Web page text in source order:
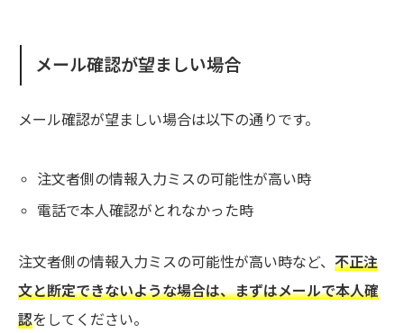
メール確認が望ましい場合
メール確認が望ましい場合は以下の通りです。
注文者側の情報入力ミスの可能性が高い時
電話で本人確認がとれなかった時
注文者側の情報入力ミスの可能性が高い時など、 不正注
文と断定できないような場合は、まずはメールで本人確
認をしてください。